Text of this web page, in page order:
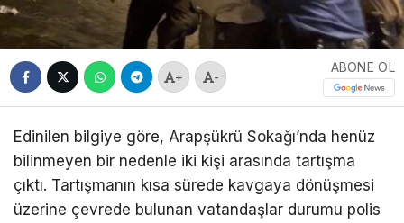
+ -
ABONE OL
Edinilen bilgiye göre, Arapşükrü Sokağı’nda henüz
bilinmeyen bir nedenle iki kişi arasında tartışma
çıktı. Tartışmanın kısa sürede kavgaya dönüşmesi
üzerine çevrede bulunan vatandaşlar durumu polis